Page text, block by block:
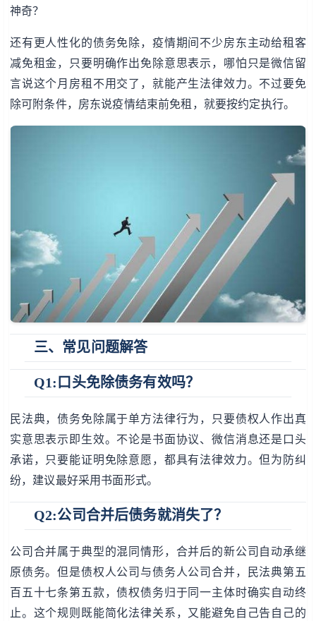
神奇？
还有更人性化的债务免除，疫情期间不少房东主动给租客
减免租金，只要明确作出免除意思表示，哪怕只是微信留
言说这个月房租不用交了，就能产生法律效力。不过要免
除可附条件，房东说疫情结束前免租，就要按约定执行。
三、常见问题解答
Q1:口头免除债务有效吗？
民法典，债务免除属于单方法律行为，只要债权人作出真
实意思表示即生效。不论是书面协议、微信消息还是口头
承诺，只要能证明免除意愿，都具有法律效力。但为防纠
纷，建议最好采用书面形式。
Q2:公司合并后债务就消失了？
公司合并属于典型的混同情形，合并后的新公司自动承继
原债务。但是债权人公司与债务人公司合并，民法典第五
百五十七条第五款，债权债务归于同一主体时确实自动终
止。这个规则既能简化法律关系，又能避免自己告自己的